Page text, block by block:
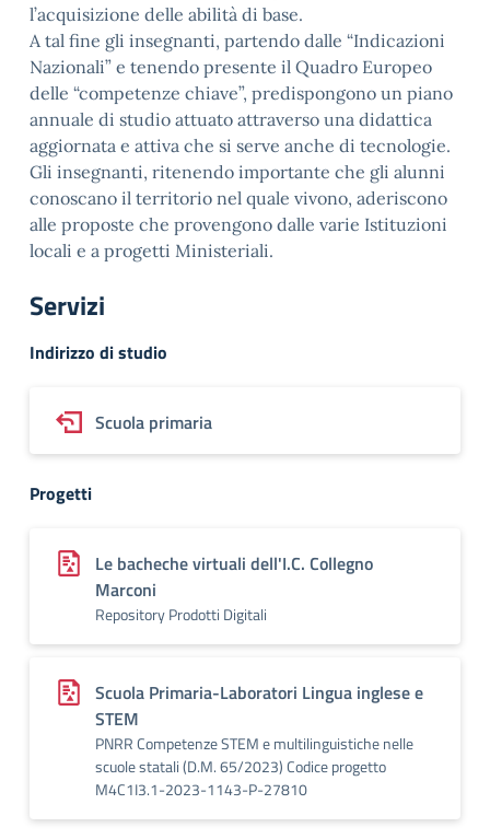
l’acquisizione delle abilità di base.
A tal fine gli insegnanti, partendo dalle “Indicazioni
Nazionali” e tenendo presente il Quadro Europeo
delle “competenze chiave”, predispongono un piano
annuale di studio attuato attraverso una didattica
aggiornata e attiva che si serve anche di tecnologie.
Gli insegnanti, ritenendo importante che gli alunni
conoscano il territorio nel quale vivono, aderiscono
alle proposte che provengono dalle varie Istituzioni
locali e a progetti Ministeriali.
Servizi
Indirizzo di studio
Scuola primaria
Progetti
Le bacheche virtuali dell'I.C. Collegno
Marconi
Repository Prodotti Digitali
Scuola Primaria-Laboratori Lingua inglese e
STEM
PNRR Competenze STEM e multilinguistiche nelle
scuole statali (D.M. 65/2023) Codice progetto
M4C1I3.1-2023-1143-P-27810